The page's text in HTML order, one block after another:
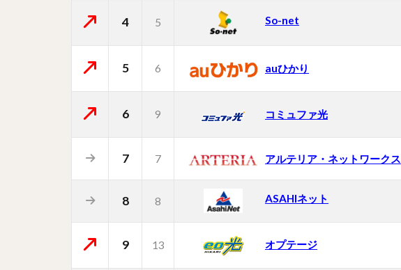
4 5 So-net
5 6 auひかり
6 9 コミュファ光
7 7 アルテリア・ネットワークス
8 8 ASAHIネット
9 13 オプテージ